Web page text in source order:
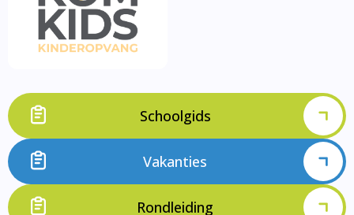
Schoolgids
Vakanties
Rondleiding